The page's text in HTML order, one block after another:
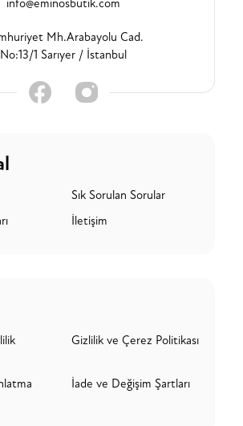
info@eminosbutik.com
Mh.Arabayolu Cad.
No:13/1 Sarıyer / İstanbul
Sık Sorulan Sorular
İletişim
Gizlilik ve Çerez Politikası
İade ve Değişim Şartları